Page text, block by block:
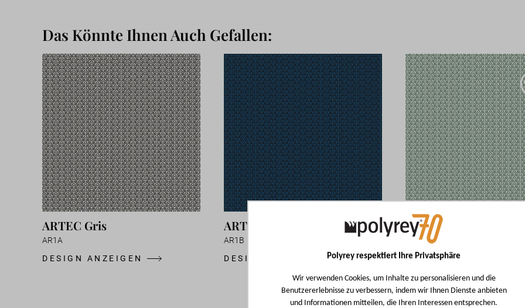
Polyrey respektiert Ihre Privatsphäre
Wir verwenden Cookies, um Inhalte zu personalisieren und die
Benutzererlebnisse zu verbessern, indem wir Ihnen Dienste anbieten
und Informationen mitteilen, die Ihren Interessen entsprechen.
Das Könnte Ihnen Auch Gefallen:
ARTEC Gris
AR1A
DESIGN ANZEIGEN
ARTEC Bleu
AR1B
DESIGN ANZEIGEN
ARTEC Vert
AR1C
DESIGN ANZEIGEN